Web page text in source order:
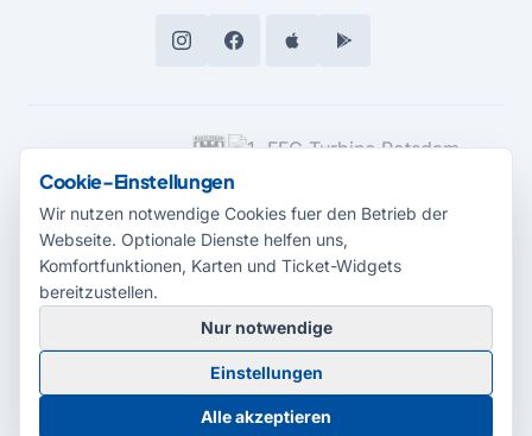
MEDIENPARTNER
© 2026 Radio Potsdam. Webseite entwickelt durch dieMedienagentur
Babelsberg
BarrierefreiheitserklärungAGBDatenschutzImpressum
Cookie-Einstellungen
Cookie-Einstellungen
Wir nutzen notwendige Cookies fuer den Betrieb der
Webseite. Optionale Dienste helfen uns,
Komfortfunktionen, Karten und Ticket-Widgets
bereitzustellen.
Nur notwendige
Einstellungen
Alle akzeptieren